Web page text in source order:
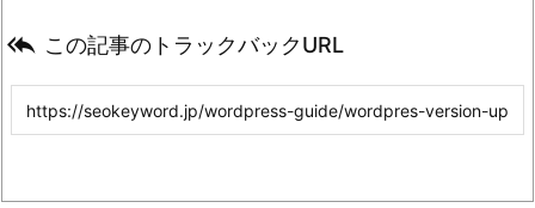
 この記事のトラックバックURL